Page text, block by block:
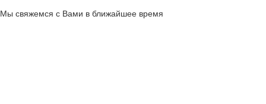
Мы свяжемся с Вами в ближайшее время